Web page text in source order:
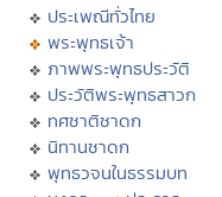
ประเพณีทั่วไทย
พระพุทธเจ้า
ภาพพระพุทธประวัติ
ประวัติพระพุทธสาวก
ทศชาติชาดก
นิทานชาดก
พุทธวจนในธรรมบท